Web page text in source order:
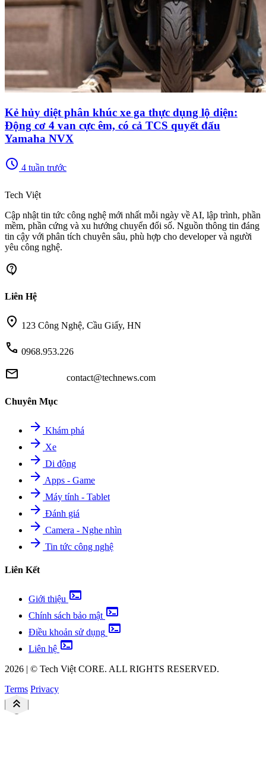
Kẻ hủy diệt phân khúc xe ga thực dụng lộ diện:
Động cơ 4 van cực êm, có cả TCS quyết đấu
Yamaha NVX
schedule 4 tuần trước
Tech Việt
Cập nhật tin tức công nghệ mới nhất mỗi ngày về AI, lập trình, phần
mềm, phần cứng và xu hướng chuyển đổi số. Nguồn thông tin đáng
tin cậy với phân tích chuyên sâu, phù hợp cho developer và người
yêu công nghệ.
contact_support
Liên Hệ
location_on 123 Công Nghệ, Cầu Giấy, HN
call 0968.953.226
mail contact@technews.com
Chuyên Mục
arrow_forward Khám phá
arrow_forward Xe
arrow_forward Di động
arrow_forward Apps - Game
arrow_forward Máy tính - Tablet
arrow_forward Đánh giá
arrow_forward Camera - Nghe nhìn
arrow_forward Tin tức công nghệ
Liên Kết
Giới thiệu terminal
Chính sách bảo mật terminal
Điều khoản sử dụng terminal
Liên hệ terminal
2026 | © Tech ViệtCORE. ALL RIGHTS RESERVED.
Terms Privacy
keyboard_double_arrow_up